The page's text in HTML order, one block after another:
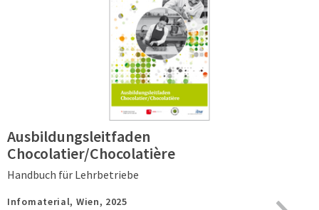
Ausbildungsleitfaden
Chocolatier/Chocolatière
Handbuch für Lehrbetriebe
Infomaterial, Wien, 2025